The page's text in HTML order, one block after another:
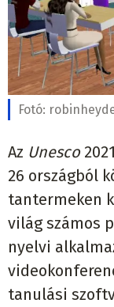
Fotó:
Az Unesco
26 országból
tantermeken
világ számos
nyelvi
tanulási